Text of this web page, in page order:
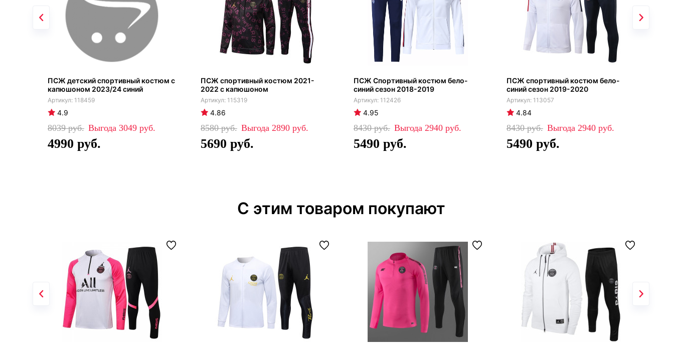
ПСЖ детский спортивный костюм с
капюшоном 2023/24 синий
118459
4.9
8039 3049
4990
ПСЖ спортивный костюм 2021-
2022 с капюшоном
115319
4.86
8580 2890
5690
ПСЖ Спортивный костюм бело-
синий сезон 2018-2019
112426
4.95
8430 2940
5490
ПСЖ спортивный костюм бело-
синий сезон 2019-2020
113057
4.84
8430 2940
5490
С этим товаром покупают